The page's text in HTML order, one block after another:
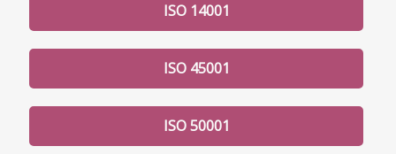
ISO 14001
ISO 45001
ISO 50001